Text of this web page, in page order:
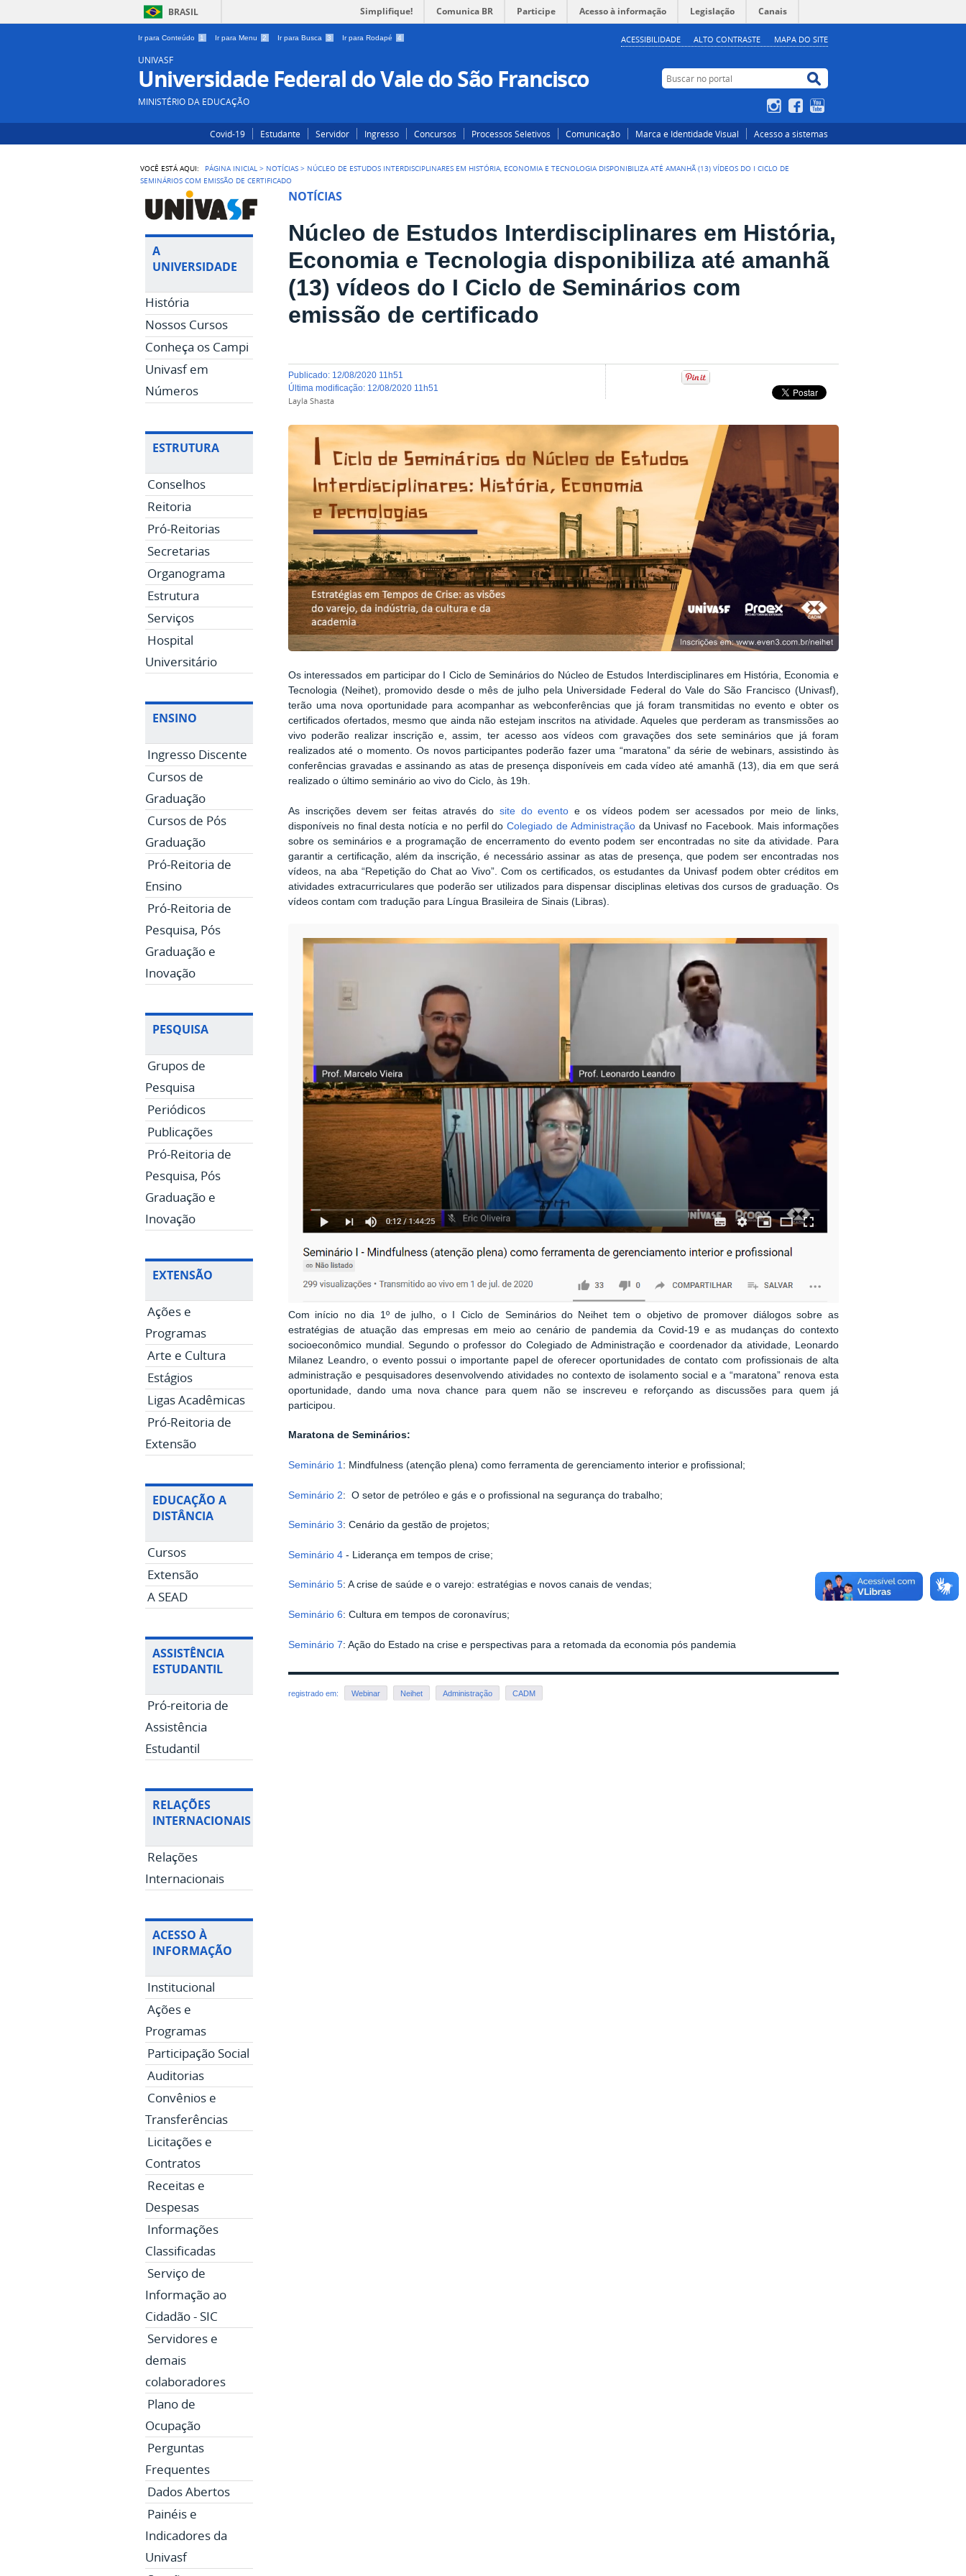
BRASIL Simplifique! Comunica BR Participe Acesso à informação Legislação Canais
Ir para Conteúdo 1 Ir para Menu 2 Ir para Busca 3 Ir para Rodapé 4 ACESSIBILIDADE ALTO CONTRASTE MAPA DO SITE
UNIVASF
Universidade Federal do Vale do São Francisco
MINISTÉRIO DA EDUCAÇÃO
Buscar no portal
Buscar no portal
InstagramFacebook
Covid-19 Estudante Servidor Ingresso Concursos Processos Seletivos Comunicação Marca e Identidade Visual Acesso a sistemas
VOCÊ ESTÁ AQUI: PÁGINA INICIAL > NOTÍCIAS > NÚCLEO DE ESTUDOS INTERDISCIPLINARES EM HISTÓRIA, ECONOMIA E TECNOLOGIA DISPONIBILIZA ATÉ AMANHÃ (13) VÍDEOS DO I CICLO DE
SEMINÁRIOS COM EMISSÃO DE CERTIFICADO
A
UNIVERSIDADE
História
Nossos Cursos
Conheça os Campi
Univasf em
Números
ESTRUTURA
Conselhos
Reitoria
Pró-Reitorias
Secretarias
Organograma
Estrutura
Serviços
Hospital
Universitário
ENSINO
Ingresso Discente
Cursos de
Graduação
Cursos de Pós
Graduação
Pró-Reitoria de
Ensino
Pró-Reitoria de
Pesquisa, Pós
Graduação e
Inovação
PESQUISA
Grupos de
Pesquisa
Periódicos
Publicações
Pró-Reitoria de
Pesquisa, Pós
Graduação e
Inovação
EXTENSÃO
Ações e
Programas
Arte e Cultura
Estágios
Ligas Acadêmicas
Pró-Reitoria de
Extensão
EDUCAÇÃO A
DISTÂNCIA
Cursos
Extensão
A SEAD
ASSISTÊNCIA
ESTUDANTIL
Pró-reitoria de
Assistência
Estudantil
RELAÇÕES
INTERNACIONAIS
Relações
Internacionais
ACESSO À
INFORMAÇÃO
Institucional
Ações e
Programas
Participação Social
Auditorias
Convênios e
Transferências
Licitações e
Contratos
Receitas e
Despesas
Informações
Classificadas
Serviço de
Informação ao
Cidadão - SIC
Servidores e
demais
colaboradores
Plano de
Ocupação
Perguntas
Frequentes
Dados Abertos
Painéis e
Indicadores da
Univasf
NOTÍCIAS
Núcleo de Estudos Interdisciplinares em História,
Economia e Tecnologia disponibiliza até amanhã
(13) vídeos do I Ciclo de Seminários com
emissão de certificado
publicado: 12/08/2020 11h51
última modificação: 12/08/2020 11h51
Layla Shasta
Os interessados em participar do I Ciclo de Seminários do Núcleo de Estudos Interdisciplinares em História, Economia e
Tecnologia (Neihet), promovido desde o mês de julho pela Universidade Federal do Vale do São Francisco (Univasf),
terão uma nova oportunidade para acompanhar as webconferências que já foram transmitidas no evento e obter os
certificados ofertados, mesmo que ainda não estejam inscritos na atividade. Aqueles que perderam as transmissões ao
vivo poderão realizar inscrição e, assim, ter acesso aos vídeos com gravações dos sete seminários que já foram
realizados até o momento. Os novos participantes poderão fazer uma “maratona” da série de webinars, assistindo às
conferências gravadas e assinando as atas de presença disponíveis em cada vídeo até amanhã (13), dia em que será
realizado o último seminário ao vivo do Ciclo, às 19h.
As inscrições devem ser feitas através do site do evento e os vídeos podem ser acessados por meio de links,
disponíveis no final desta notícia e no perfil doColegiado de Administraçãoda Univasf no Facebook. Mais informações
sobre os seminários e a programação de encerramento do evento podem ser encontradas no site da atividade. Para
garantir a certificação, além da inscrição, é necessário assinar as atas de presença, que podem ser encontradas nos
vídeos, na aba “Repetição do Chat ao Vivo”. Com os certificados, os estudantes da Univasf podem obter créditos em
atividades extracurriculares que poderão ser utilizados para dispensar disciplinas eletivas dos cursos de graduação. Os
vídeos contam com tradução para Língua Brasileira de Sinais (Libras).
Com início no dia 1º de julho, o I Ciclo de Seminários do Neihet tem o objetivo de promover diálogos sobre as
estratégias de atuação das empresas em meio ao cenário de pandemia da Covid-19 e as mudanças do contexto
socioeconômico mundial. Segundo o professor do Colegiado de Administração e coordenador da atividade, Leonardo
Milanez Leandro, o evento possui o importante papel de oferecer oportunidades de contato com profissionais de alta
administração e pesquisadores desenvolvendo atividades no contexto de isolamento social e a “maratona” renova esta
oportunidade, dando uma nova chance para quem não se inscreveu e reforçando as discussões para quem já
participou.
Maratona de Seminários:
Seminário 1: Mindfulness (atenção plena) como ferramenta de gerenciamento interior e profissional;
Seminário 2: O setor de petróleo e gás e o profissional na segurança do trabalho;
Seminário 3: Cenário da gestão de projetos;
Seminário 4 - Liderança em tempos de crise;
Seminário 5: A crise de saúde e o varejo: estratégias e novos canais de vendas;
Seminário 6: Cultura em tempos de coronavírus;
Seminário 7: Ação do Estado na crise e perspectivas para a retomada da economia pós pandemia
registrado em: Webinar Neihet Administração CADM